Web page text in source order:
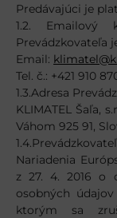
Predávajúci je
1.2. Emailový
Prevádzkovateľa
Email:
Tel. č.: +421 910
1.3.Adresa
KLIMATEL Šaľa,
Váhom 925 91,
Nariadenia
z 27. 4. 2016 o
osobných
ktorým sa